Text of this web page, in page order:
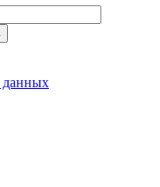
данных